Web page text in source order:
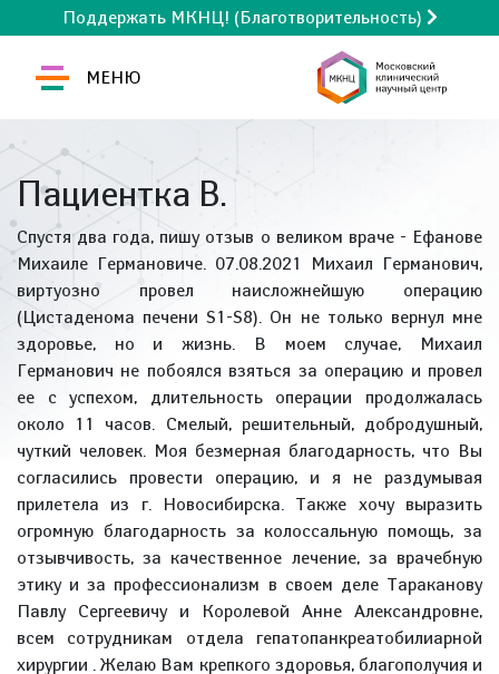
Поддержать МКНЦ! (Благотворительность)
МЕНЮ
Пациентка В.
Спустя два года, пишу отзыв о великом враче - Ефанове
Михаиле Германовиче. 07.08.2021 Михаил Германович,
виртуозно провел наисложнейшую операцию
(Цистаденома печени S1-S8). Он не только вернул мне
здоровье, но и жизнь. В моем случае, Михаил
Германович не побоялся взяться за операцию и провел
ее с успехом, длительность операции продолжалась
около 11 часов. Смелый, решительный, добродушный,
чуткий человек. Моя безмерная благодарность, что Вы
согласились провести операцию, и я не раздумывая
прилетела из г. Новосибирска. Также хочу выразить
огромную благодарность за колоссальную помощь, за
отзывчивость, за качественное лечение, за врачебную
этику и за профессионализм в своем деле Тараканову
Павлу Сергеевичу и Королевой Анне Александровне,
всем сотрудникам отдела гепатопанкреатобилиарной
хирургии . Желаю Вам крепкого здоровья, благополучия и